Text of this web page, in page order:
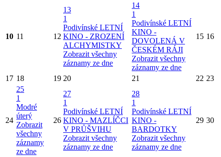
10 11 12
13
1
Podivínské LETNÍ
KINO - ZROZENÍ
ALCHYMISTKY
Zobrazit všechny
záznamy ze dne
14
1
Podivínské LETNÍ
KINO -
DOVOLENÁ V
ČESKÉM RÁJI
Zobrazit všechny
záznamy ze dne
15 16
17 18 19 20 21 22 23
24
25
1
Modré
úterý
Zobrazit
všechny
záznamy
ze dne
26
27
1
Podivínské LETNÍ
KINO - MAZLÍČCI
V PRŮŠVIHU
Zobrazit všechny
záznamy ze dne
28
1
Podivínské LETNÍ
KINO -
BARDOTKY
Zobrazit všechny
záznamy ze dne
29 30